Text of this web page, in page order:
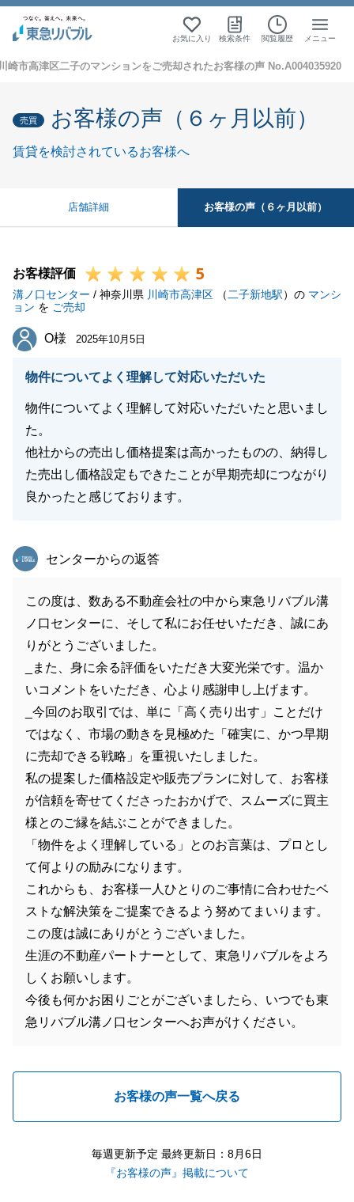
お気に入り 検索条件 閲覧履歴 メニュー
崎市高津区二子のマンションをご売却されたお客様の声 No.A004035920
売買 お客様の声（６ヶ月以前）
賃貸を検討されているお客様へ
店舗詳細 お客様の声（６ヶ月以前）
お客様評価 5
溝ノ口センター / 神奈川県 川崎市高津区 （ 二子新地駅）の マンシ
ョン を ご売却
O様
O様 2025年10月5日
物件についてよく理解して対応いただいた
物件についてよく理解して対応いただいたと思いまし
た。
他社からの売出し価格提案は高かったものの、納得し
た売出し価格設定もできたことが早期売却につながり
良かったと感じております。
東急リバブル
センターからの返答
この度は、数ある不動産会社の中から東急リバブル溝
ノ口センターに、そして私にお任せいただき、誠にあ
りがとうございました。
_また、身に余る評価をいただき大変光栄です。温か
いコメントをいただき、心より感謝申し上げます。
_今回のお取引では、単に「高く売り出す」ことだけ
ではなく、市場の動きを見極めた「確実に、かつ早期
に売却できる戦略」を重視いたしました。
私の提案した価格設定や販売プランに対して、お客様
が信頼を寄せてくださったおかげで、スムーズに買主
様とのご縁を結ぶことができました。
「物件をよく理解している」とのお言葉は、プロとし
て何よりの励みになります。
これからも、お客様一人ひとりのご事情に合わせたベ
ストな解決策をご提案できるよう努めてまいります。
この度は誠にありがとうございました。
生涯の不動産パートナーとして、東急リバブルをよろ
しくお願いします。
今後も何かお困りごとがございましたら、いつでも東
急リバブル溝ノ口センターへお声がけください。
お客様の声一覧へ戻る
毎週更新予定 最終更新日：8月6日
『お客様の声』掲載について